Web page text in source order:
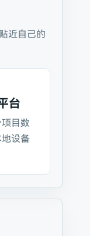
近自己的
台
目数
设备